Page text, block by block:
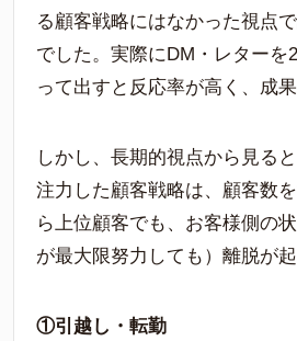
る顧客戦略にはなかった視点
でした。実際にDM・レターを
って出すと反応率が高く、成
しかし、長期的視点から見る
注力した顧客戦略は、顧客数
ら上位顧客でも、お客様側の
が最大限努力しても）離脱が起
①引越し・転勤